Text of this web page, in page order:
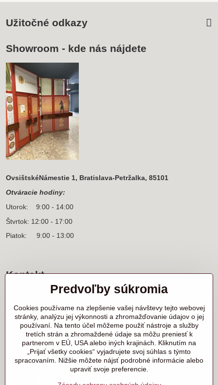
Užitočné odkazy
Showroom - kde nás nájdete
OvsištskéNámestie 1, Bratislava-Petržalka, 85101
Otváracie hodiny:
Utorok: 9:00 - 14:00
Štvrtok: 12:00 - 17:00
Piatok: 9:00 - 13:00
Kontakt
Sídlo firmy a korešpondenčná adresa
Ľanová 31
900 25 Chorvátsky Grob
+421 905 818 702 p. Marek Nerád
+421 910 919 130 p. Michal Horník
+421 910 298 457 showroom
samurai@samurai.sk
Facebook Instagram
Predvoľby súkromia
Cookies používame na zlepšenie vašej návštevy tejto webovej
stránky, analýzu jej výkonnosti a zhromažďovanie údajov o jej
používaní. Na tento účel môžeme použiť nástroje a služby
tretích strán a zhromaždené údaje sa môžu preniesť k
partnerom v EÚ, USA alebo iných krajinách. Kliknutím na
„Prijať všetky cookies“ vyjadrujete svoj súhlas s týmto
spracovaním. Nižšie môžete nájsť podrobné informácie alebo
upraviť svoje preferencie.